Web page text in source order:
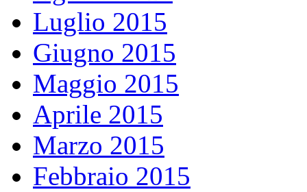
Luglio 2015
Giugno 2015
Maggio 2015
Aprile 2015
Marzo 2015
Febbraio 2015